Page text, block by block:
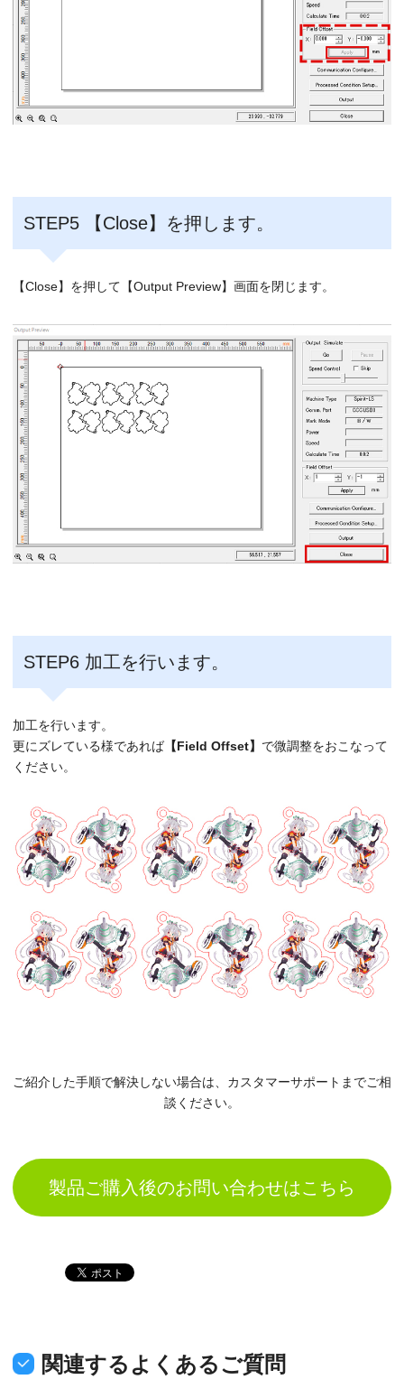
STEP5 【Close】を押します。
【Close】を押して【Output Preview】画面を閉じます。
STEP6 加工を行います。
加工を行います。
更にズレている様であれば 【Field Offset】 で微調整をおこなって
ください。
ご紹介した手順で解決しない場合は、カスタマーサポートまでご相
談ください。
製品ご購入後のお問い合わせはこちら
関連するよくあるご質問